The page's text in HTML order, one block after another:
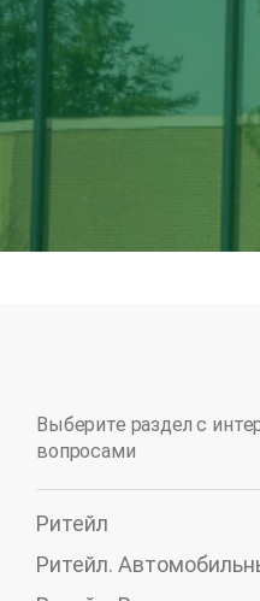
Выберите раздел с
вопросами
Ритейл
Ритейл.